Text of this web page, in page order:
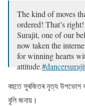
The kind of moves
ordered! That’s right!
Surajit, one of our
now taken the
for winning hearts
attitude.
— Absolute
2021
বহুতে সুৰজিতৰ নৃত্য উপভোগ
বুলি জনায়।